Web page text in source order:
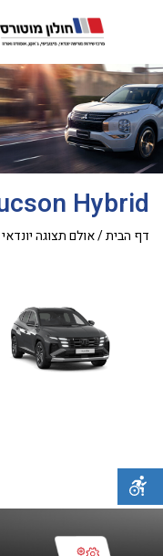
Hybrid
דף הבית/אולם תצוגה יונדאי